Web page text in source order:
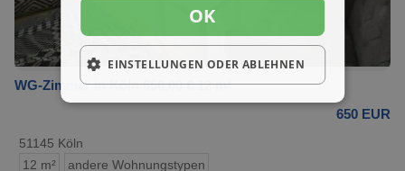
WG-Zimmer in Köln 650,00 € 12 m²
650 EUR
51145 Köln
12 m²
andere Wohnungstypen
OK
EINSTELLUNGEN ODER ABLEHNEN